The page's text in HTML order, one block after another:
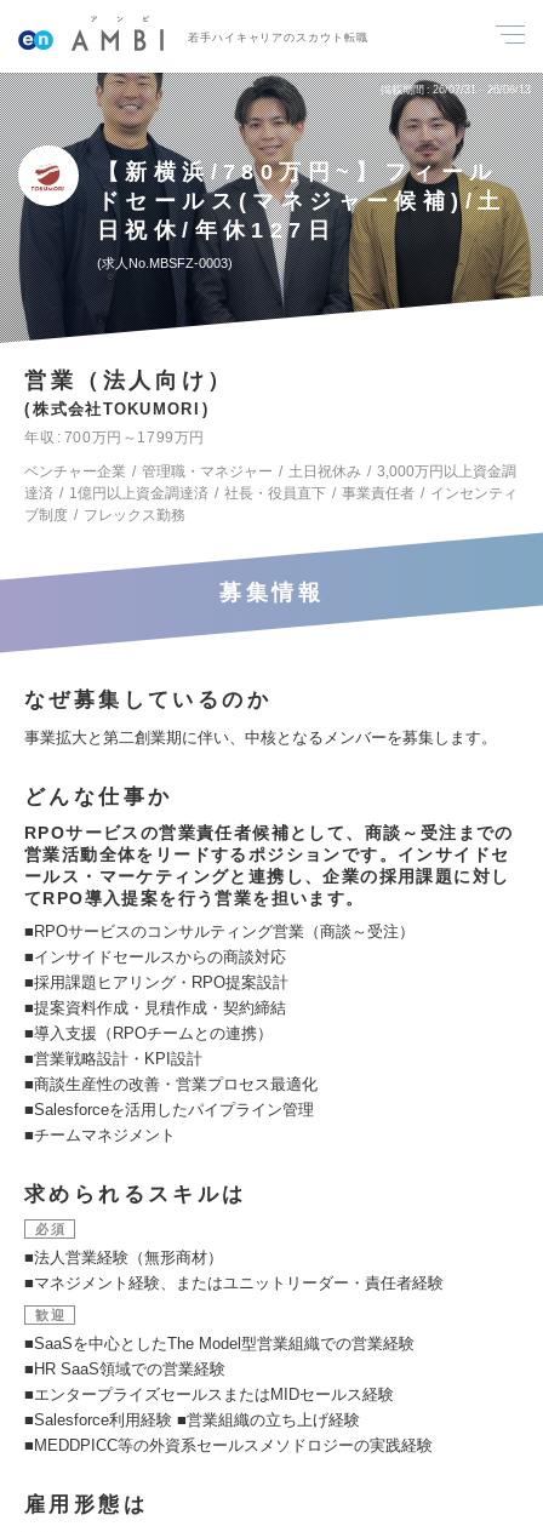
若手ハイキャリアのスカウト転職
掲載期間 26/07/31～26/08/13
【新横浜/780万円~】フィール
ドセールス(マネジャー候補)/土
日祝休/年休127日
求人No.MBSFZ-0003
営業（法人向け）
株式会社TOKUMORI
年収
700万円～1799万円
ベンチャー企業
管理職・マネジャー 土日祝休み
3,000万円以上資金調
達済
1億円以上資金調達済 社長・役員直下 事業責任者
インセンティ
ブ制度
フレックス勤務
募集情報
なぜ募集しているのか
事業拡大と第二創業期に伴い、中核となるメンバーを募集します。
どんな仕事か
RPOサービスの営業責任者候補として、商談～受注までの
営業活動全体をリードするポジションです。インサイドセ
ールス・マーケティングと連携し、企業の採用課題に対し
てRPO導入提案を行う営業を担います。
■RPOサービスのコンサルティング営業（商談～受注）
■インサイドセールスからの商談対応
■採用課題ヒアリング・RPO提案設計
■提案資料作成・見積作成・契約締結
■導入支援（RPOチームとの連携）
■営業戦略設計・KPI設計
■商談生産性の改善・営業プロセス最適化
■Salesforceを活用したパイプライン管理
■チームマネジメント
求められるスキルは
必須
■法人営業経験（無形商材）
■マネジメント経験、またはユニットリーダー・責任者経験
歓迎
■SaaSを中心としたThe Model型営業組織での営業経験
■HR SaaS領域での営業経験
■エンタープライズセールスまたはMIDセールス経験
■Salesforce利用経験 ■営業組織の立ち上げ経験
■MEDDPICC等の外資系セールスメソドロジーの実践経験
雇用形態は